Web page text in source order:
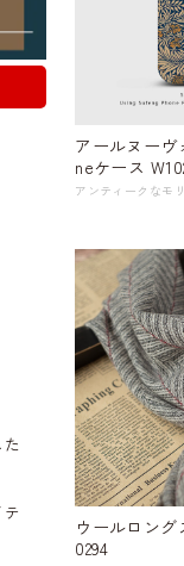
アールヌーヴ
neケース
ウールロング
0294